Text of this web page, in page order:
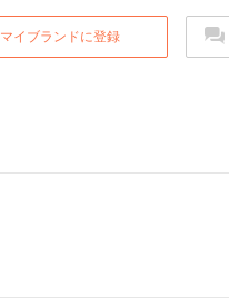
マイブランドに登録